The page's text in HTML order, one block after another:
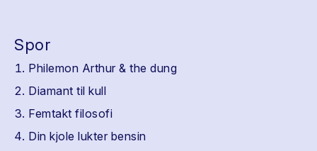
Spor
Philemon Arthur & the dung
Diamant til kull
Femtakt filosofi
Din kjole lukter bensin